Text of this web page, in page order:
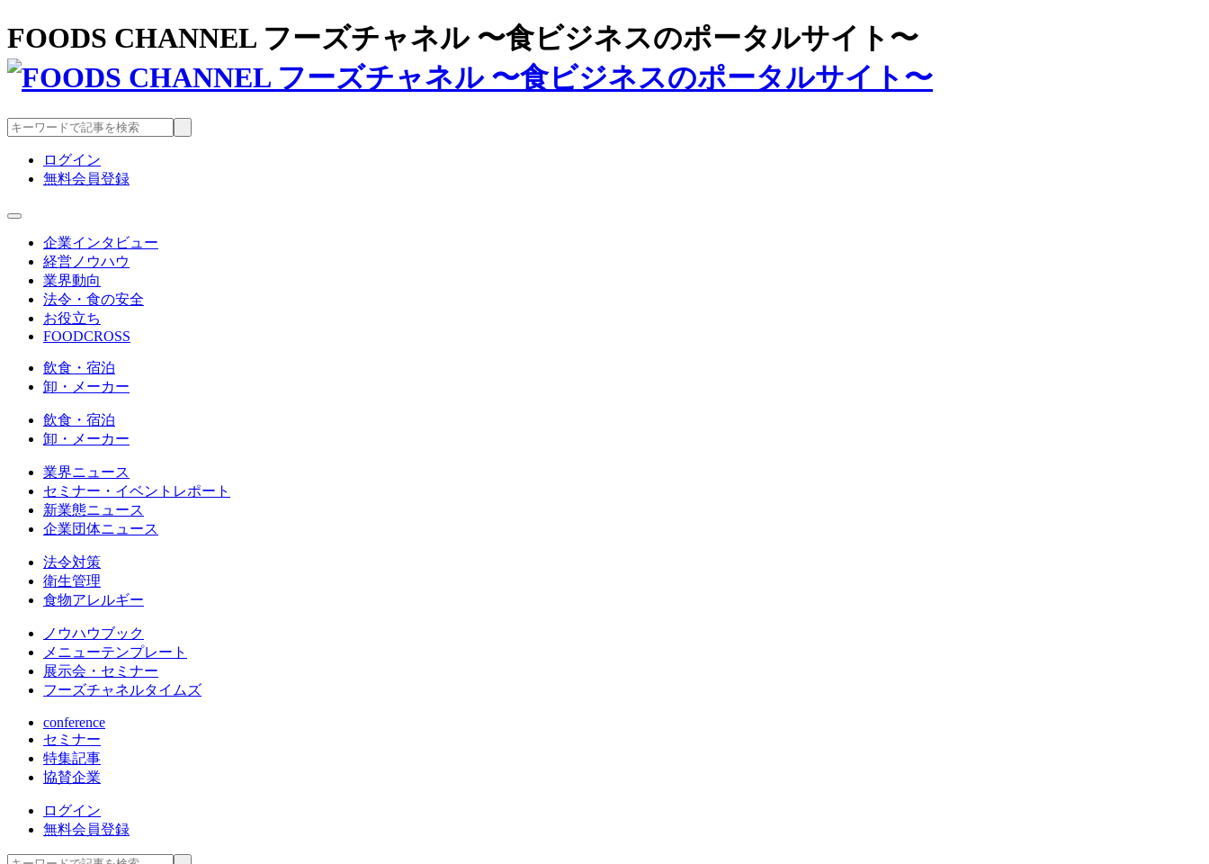
FOODS CHANNEL フーズチャネル 〜食ビジネスのポータルサイト〜
ログイン
無料会員登録
企業インタビュー
経営ノウハウ
業界動向
法令・食の安全
お役立ち
FOODCROSS
飲食・宿泊
卸・メーカー
飲食・宿泊
卸・メーカー
業界ニュース
セミナー・イベントレポート
新業態ニュース
企業団体ニュース
法令対策
衛生管理
食物アレルギー
ノウハウブック
メニューテンプレート
展示会・セミナー
フーズチャネルタイムズ
conference
セミナー
特集記事
協賛企業
ログイン
無料会員登録